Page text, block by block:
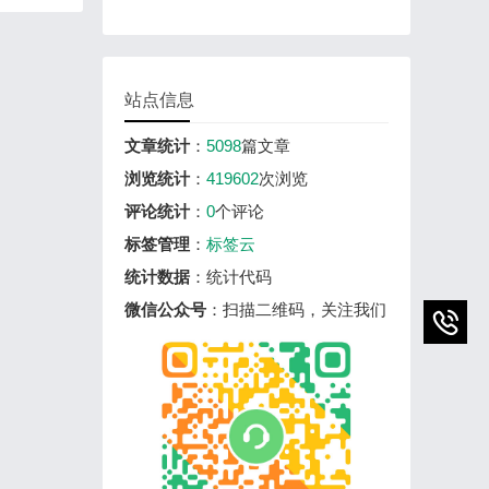
站点信息
文章统计： 5098篇文章
浏览统计： 419602次浏览
评论统计： 0个评论
标签管理 ： 标签云
统计数据 ：统计代码
微信公众号 ：扫描二维码，关注我们